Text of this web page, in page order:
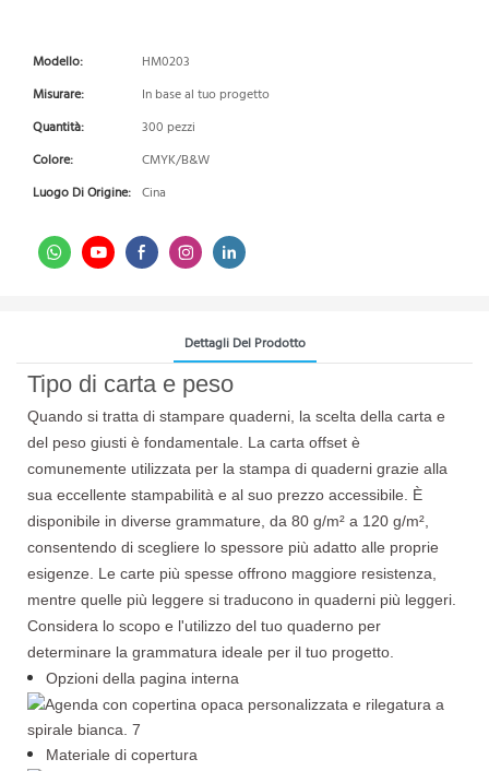
Modello:
HM0203
Misurare:
In base al tuo progetto
Quantità:
300 pezzi
Colore:
CMYK/B&W
Luogo Di Origine: Cina
Dettagli Del Prodotto
Tipo di carta e peso
Quando si tratta di stampare quaderni, la scelta della carta e
del peso giusti è fondamentale. La carta offset è
comunemente utilizzata per la stampa di quaderni grazie alla
sua eccellente stampabilità e al suo prezzo accessibile. È
disponibile in diverse grammature, da 80 g/m² a 120 g/m²,
consentendo di scegliere lo spessore più adatto alle proprie
esigenze. Le carte più spesse offrono maggiore resistenza,
mentre quelle più leggere si traducono in quaderni più leggeri.
Considera lo scopo e l'utilizzo del tuo quaderno per
determinare la grammatura ideale per il tuo progetto.
Opzioni della pagina interna
Materiale di copertura